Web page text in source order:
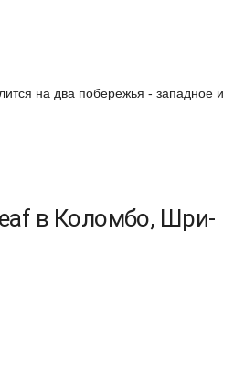
на два побережья - западное и
в Коломбо, Шри-